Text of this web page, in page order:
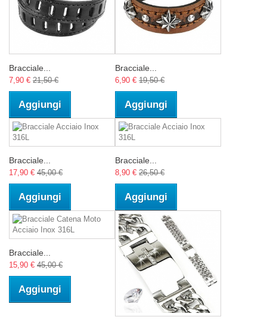
Bracciale...
7,90 € 21,50 €
Aggiungi
Bracciale...
6,90 € 19,50 €
Aggiungi
Bracciale...
17,90 € 45,00 €
Aggiungi
Bracciale...
8,90 € 26,50 €
Aggiungi
Bracciale...
15,90 € 45,00 €
Aggiungi